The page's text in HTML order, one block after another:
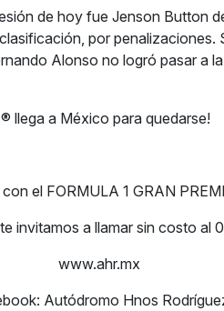
de hoy fue Jenson Button
por penalizaciones.
Alonso no logró pasar a
llega a México para quedarse!
el FORMULA 1 GRAN
invitamos a llamar sin costo al
www.ahr.mx
Autódromo Hnos